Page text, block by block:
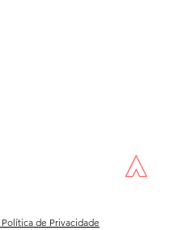
Política de Privacidade